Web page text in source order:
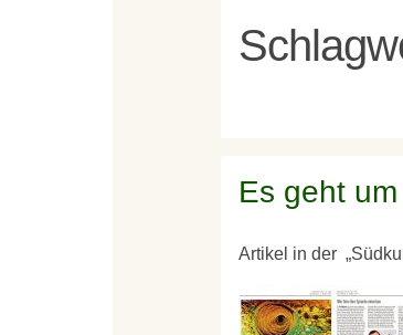
Es geht
Artikel in der